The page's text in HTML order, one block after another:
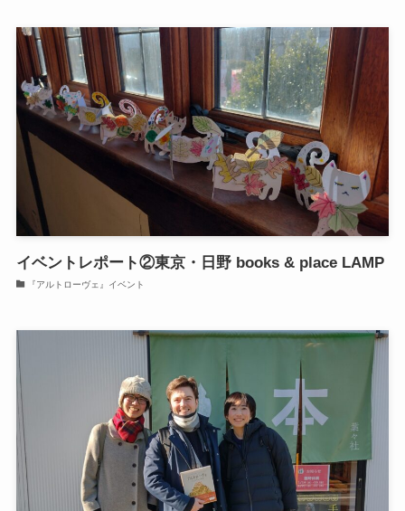
イベントレポート②東京・日野 books & place LAMP
『アルトローヴェ』イベント